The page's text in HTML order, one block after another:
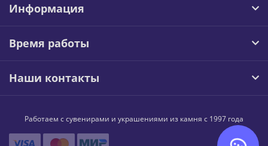
Информация
Время работы
Наши контакты
Работаем с сувенирами и украшениями из камня с 1997 года